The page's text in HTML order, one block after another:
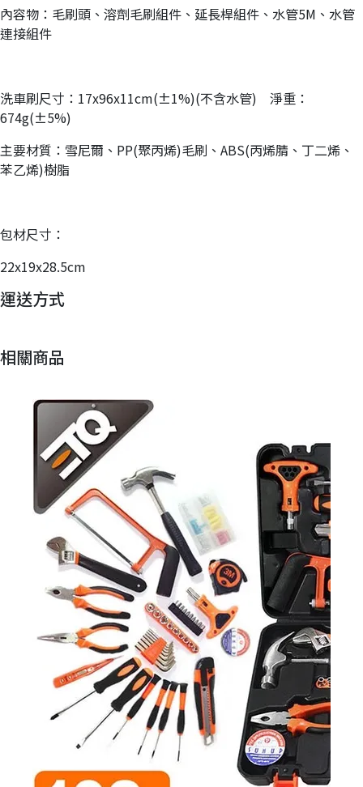
內容物：毛刷頭、溶劑毛刷組件、延長桿組件、水管5M、水管
連接組件
洗車刷尺寸：17x96x11cm(±1%)(不含水管) 淨重：
674g(±5%)
主要材質：雪尼爾、PP(聚丙烯)毛刷、ABS(丙烯腈、丁二烯、
苯乙烯)樹脂
包材尺寸：
22x19x28.5cm
運送方式
相關商品